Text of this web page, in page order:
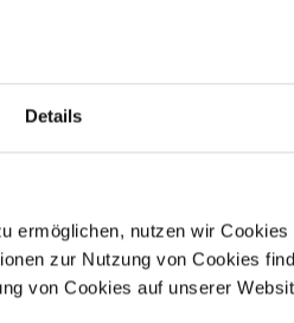
Details
ermöglichen, nutzen wir
zur Nutzung von Cookies
von Cookies auf unserer